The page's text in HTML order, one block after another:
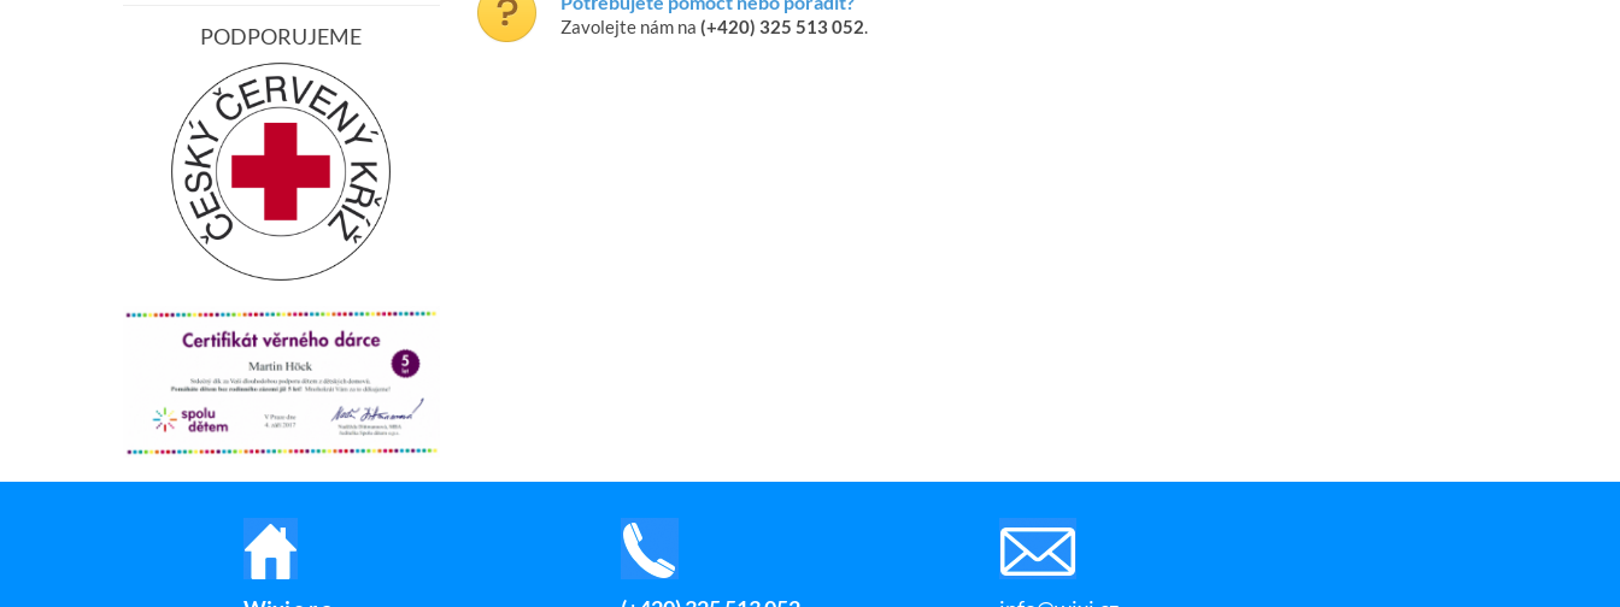
Zavolejte nám na (+420) 325 513 052.
PODPORUJEME